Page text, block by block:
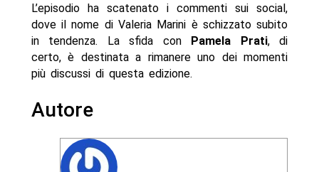
L’episodio ha scatenato i commenti sui social,
dove il nome di Valeria Marini è schizzato subito
in tendenza. La sfida con Pamela Prati, di
certo, è destinata a rimanere uno dei momenti
più discussi di questa edizione.
Autore